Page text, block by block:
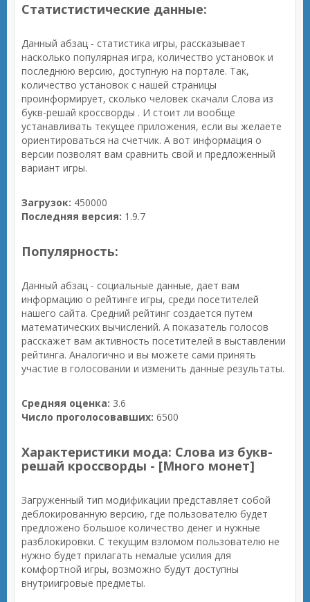
Статистистические данные:
Данный абзац - статистика игры, рассказывает
насколько популярная игра, количество установок и
последнюю версию, доступную на портале. Так,
количество установок с нашей страницы
проинформирует, сколько человек скачали Слова из
букв-решай кроссворды . И стоит ли вообще
устанавливать текущее приложения, если вы желаете
ориентироваться на счетчик. А вот информация о
версии позволят вам сравнить свой и предложенный
вариант игры.
Загрузок: 450000
Последняя версия: 1.9.7
Популярность:
Данный абзац - социальные данные, дает вам
информацию о рейтинге игры, среди посетителей
нашего сайта. Средний рейтинг создается путем
математических вычислений. А показатель голосов
расскажет вам активность посетителей в выставлении
рейтинга. Аналогично и вы можете сами принять
участие в голосовании и изменить данные результаты.
Средняя оценка: 3.6
Число проголосовавших: 6500
Характеристики мода: Слова из букв-
решай кроссворды - [Много монет]
Загруженный тип модификации представляет собой
деблокированную версию, где пользователю будет
предложено большое количество денег и нужные
разблокировки. С текущим взломом пользователю не
нужно будет прилагать немалые усилия для
комфортной игры, возможно будут доступны
внутриигровые предметы.